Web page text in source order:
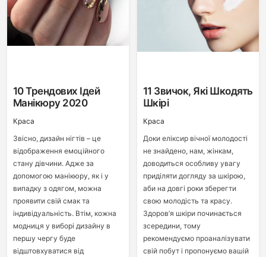
10 Трендових Ідей
Манікюру 2020
Краса
Звісно, дизайн нігтів – це
відображення емоційного
стану дівчини. Адже за
допомогою манікюру, як і у
випадку з одягом, можна
проявити свій смак та
індивідуальність. Втім, кожна
модниця у виборі дизайну в
першу чергу буде
відштовхуватися від
11 Звичок, Які Шкодять
Шкірі
Краса
Доки еліксир вічної молодості
не знайдено, нам, жінкам,
доводиться особливу увагу
приділяти догляду за шкірою,
аби на довгі роки зберегти
свою молодість та красу.
Здоров’я шкіри починається
зсередини, тому
рекомендуємо проаналізувати
свій побут і пропонуємо вашій